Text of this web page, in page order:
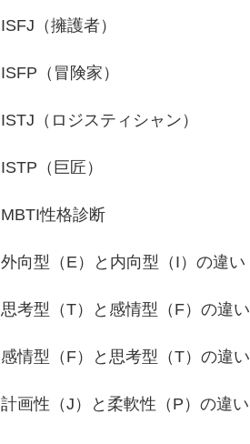
ISFJ（擁護者）
ISFP（冒険家）
ISTJ（ロジスティシャン）
ISTP（巨匠）
MBTI性格診断
外向型（E）と内向型（I）の違い
思考型（T）と感情型（F）の違い
感情型（F）と思考型（T）の違い
計画性（J）と柔軟性（P）の違い